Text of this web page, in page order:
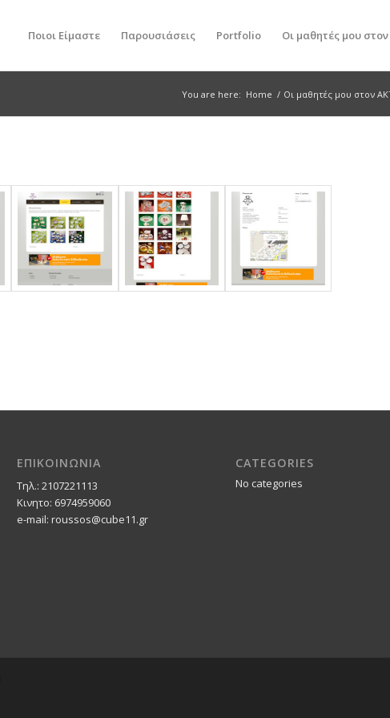
Ποιοι Είμαστε Παρουσιάσεις Portfolio Οι μαθητές μου
You are here: Home / Οι μαθητές μου στον
ΕΠΙΚΟΙΝΩΝΙΑ
Τηλ.: 2107221113
Κινητο: 6974959060
e-mail: roussos@cube11.gr
CATEGORIES
No categories